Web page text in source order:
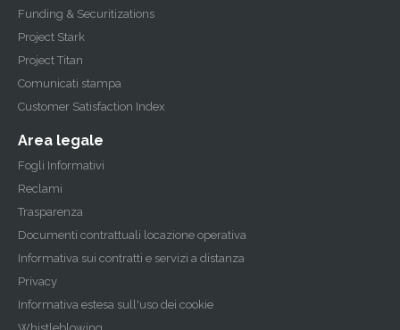
Funding & Securitizations
Project Stark
Project Titan
Comunicati stampa
Customer Satisfaction Index
Area legale
Fogli Informativi
Reclami
Trasparenza
Documenti contrattuali locazione operativa
Informativa sui contratti e servizi a distanza
Privacy
Informativa estesa sull'uso dei cookie